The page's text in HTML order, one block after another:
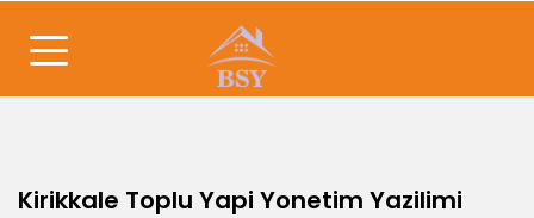
Kirikkale Toplu Yapi Yonetim Yazilimi